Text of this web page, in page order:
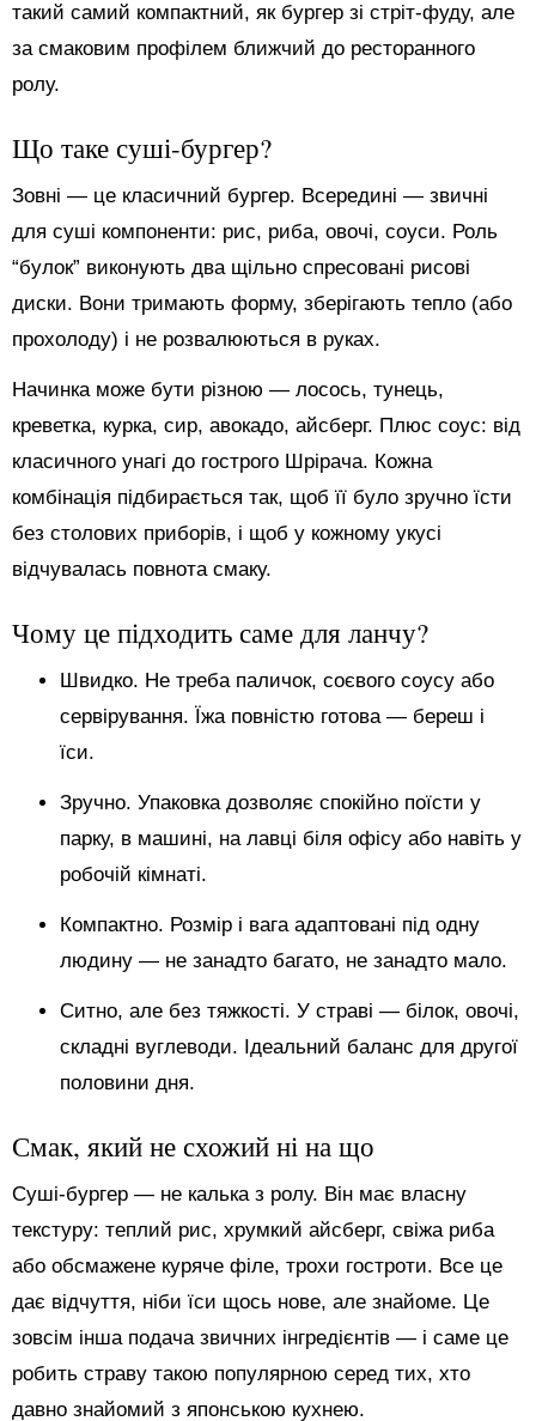
такий самий компактний, як бургер зі стріт-фуду, але
за смаковим профілем ближчий до ресторанного
ролу.
Що таке суші-бургер?
Зовні — це класичний бургер. Всередині — звичні
для суші компоненти: рис, риба, овочі, соуси. Роль
“булок” виконують два щільно спресовані рисові
диски. Вони тримають форму, зберігають тепло (або
прохолоду) і не розвалюються в руках.
Начинка може бути різною — лосось, тунець,
креветка, курка, сир, авокадо, айсберг. Плюс соус: від
класичного унагі до гострого Шрірача. Кожна
комбінація підбирається так, щоб її було зручно їсти
без столових приборів, і щоб у кожному укусі
відчувалась повнота смаку.
Чому це підходить саме для ланчу?
Швидко. Не треба паличок, соєвого соусу або
сервірування. Їжа повністю готова — береш і
їси.
Зручно. Упаковка дозволяє спокійно поїсти у
парку, в машині, на лавці біля офісу або навіть у
робочій кімнаті.
Компактно. Розмір і вага адаптовані під одну
людину — не занадто багато, не занадто мало.
Ситно, але без тяжкості. У страві — білок, овочі,
складні вуглеводи. Ідеальний баланс для другої
половини дня.
Смак, який не схожий ні на що
Суші-бургер — не калька з ролу. Він має власну
текстуру: теплий рис, хрумкий айсберг, свіжа риба
або обсмажене куряче філе, трохи гостроти. Все це
дає відчуття, ніби їси щось нове, але знайоме. Це
зовсім інша подача звичних інгредієнтів — і саме це
робить страву такою популярною серед тих, хто
давно знайомий з японською кухнею.